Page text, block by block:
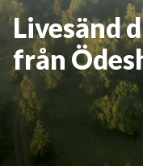
Livesänd
från